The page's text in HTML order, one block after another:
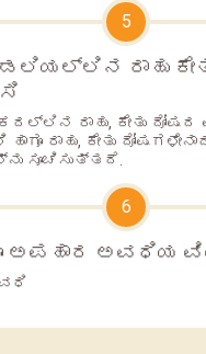
5
ರಾಹು
ರಾಹು, ಕೇತು
ರಾಹು, ಕೇತು
ಸೂಚಿಸುತ್ತದೆ.
6
ಅಪಹಾರ ಅವಧಿಯ